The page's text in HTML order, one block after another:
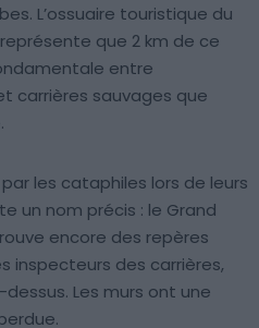
L’ossuaire touristique du
que 2 km de ce
entre
carrières sauvages que
les cataphiles lors de leurs
un nom précis : le Grand
encore des repères
inspecteurs des carrières,
Les murs ont une